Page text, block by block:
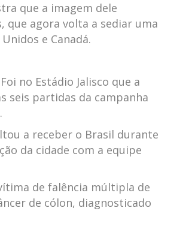
que a imagem dele
que agora volta a sediar uma
e Canadá.
no Estádio Jalisco que a
seis partidas da campanha
a receber o Brasil durante
da cidade com a equipe
de falência múltipla de
de cólon, diagnosticado